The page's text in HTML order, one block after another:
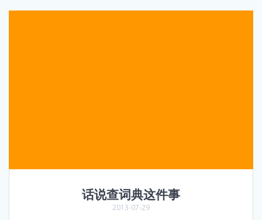
话说查词典这件事
2013-07-29